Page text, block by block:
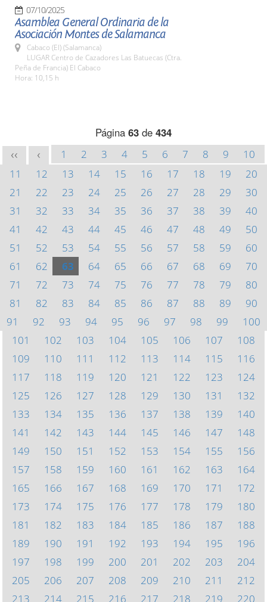
07/10/2025
Asamblea General Ordinaria de la
Asociación Montes de Salamanca
Cabaco (El) (Salamanca)
LUGAR Centro de Cazadores Las Batuecas (Ctra.
Peña de Francia) El Cabaco
Hora: 10,15 h
Página 63 de 434
<< < 1 2 3 4 5 6 7 8 9
10
11
12 13 14 15 16 17 18 19
20
21
22 23 24 25 26 27 28 29
30
31
32 33 34 35 36 37 38 39
40
41
42 43 44 45 46 47 48 49
50
51
52 53 54 55 56 57 58 59
60
61
62 63 64 65 66 67 68 69
70
71
72 73 74 75 76 77 78 79
80
81
82 83 84 85 86 87 88 89
90
91
92 93 94 95 96 97 98 99
100
101
102 103 104 105 106 107
108
109
110 111 112 113 114 115
116
117
118 119 120 121 122 123
124
125
126 127 128 129 130 131
132
133
134 135 136 137 138 139
140
141
142 143 144 145 146 147
148
149
150 151 152 153 154 155
156
157
158 159 160 161 162 163
164
165
166 167 168 169 170 171
172
173
174 175 176 177 178 179
180
181
182 183 184 185 186 187
188
189
190 191 192 193 194 195
196
197
198 199 200 201 202 203
204
205
206 207 208 209 210 211
212
213
214 215 216 217 218 219 220